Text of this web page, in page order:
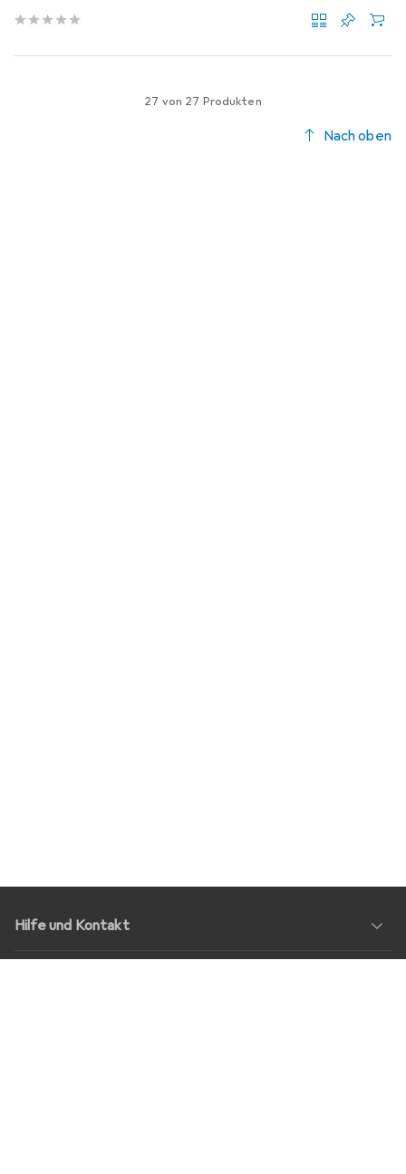
27 von 27 Produkten
Nach oben
Hilfe und Kontakt